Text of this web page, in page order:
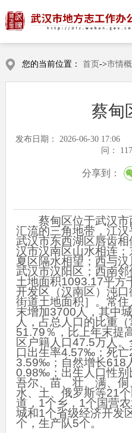
您的当前位置： 首页->市情
蔡甸
发布日期： 2026-06-30 17:06
问：
分享到：
蔡甸区位于武汉
汇流的三角地带，江
武汉市东西湖区唇齿
汉市汉南区山水相连
夏区隔水相望；西与
武汉市汉阳区；西南
土地面积1093.17平方
开发区（汉南区）沌
街道土地面积］。常
末增加3700人，其中
人，占总人口的比重
51.79％，比上年末提
区户籍人口47.5万人
口出生率4.57‰；死亡
3.59‰；自然增长618
0.98‰；出生人口性别
吾尔、苗、壮、满、侗
水、土、俄罗斯等21
道，1个乡，1个国营
城和1个省级经济开发
个，生产队5个。